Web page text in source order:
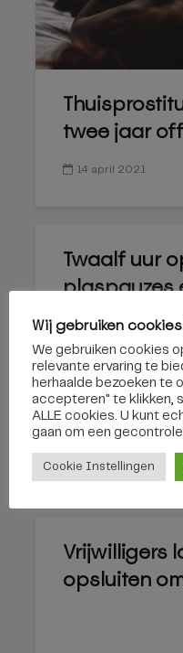
twee jaar
14 april 2021
Twaalf uur
plaspauzes
16 mei 2019
Vrijwilligers
opsluiten
Wij gebruiken
We gebruiken cookies
relevante ervaring te
herhaalde bezoeken te
accepteren" te klikken,
ALLE cookies. U kunt
gaan om een
Cookie Instellingen